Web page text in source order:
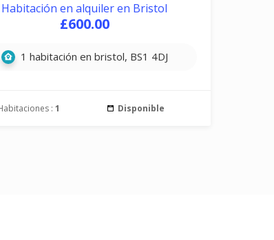
Habitación en alquiler en Bristol
£600.00
1 habitación en bristol, BS1 4DJ
: 1 Disponible